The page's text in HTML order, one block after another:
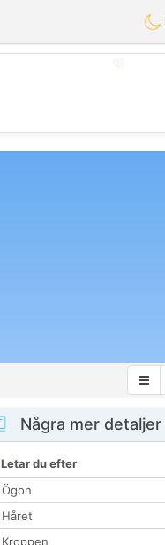
Några mer detaljer
Letar du efter
Ögon
Håret
Kroppen